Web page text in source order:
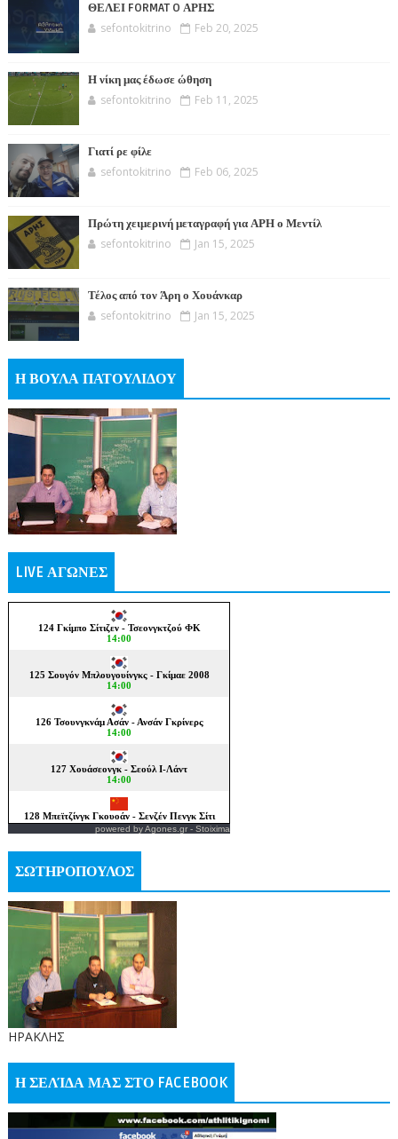
ΘΕΛΕΙ FORMAT O ΑΡΗΣ
sefontokitrino Feb 20, 2025
Η νίκη μας έδωσε ώθηση
sefontokitrino Feb 11, 2025
Γιατί ρε φίλε
sefontokitrino Feb 06, 2025
Πρώτη χειμερινή μεταγραφή για ΑΡΗ ο Μεντίλ
sefontokitrino Jan 15, 2025
Τέλος από τον Άρη ο Χουάνκαρ
sefontokitrino Jan 15, 2025
Η ΒΟΥΛΑ ΠΑΤΟΥΛΙΔΟΥ
LIVE ΑΓΩΝΕΣ
powered byAgones.gr- Stoixima
ΣΩΤΗΡΟΠΟΥΛΟΣ
ΗΡΑΚΛΗΣ
Η ΣΕΛΊΔΑ ΜΑΣ ΣΤΟ FACEBOOK